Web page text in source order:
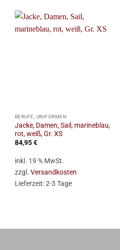
BERUFE, UNIFORMEN
Jacke, Damen, Sail, marineblau,
rot, weiß, Gr. XS
84,95€
inkl. 19 % MwSt.
zzgl. Versandkosten
Lieferzeit:2-3 Tage